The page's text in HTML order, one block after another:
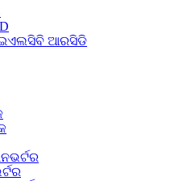
ଆରସିଡି